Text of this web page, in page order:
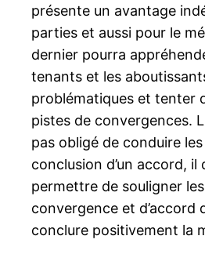
présente un avantage
parties et aussi pour le
dernier pourra
tenants et les
problématiques et tenter
pistes de convergences.
pas obligé de conduire
conclusion d’un accord,
permettre de souligner
convergence et d’accord
conclure positivement la